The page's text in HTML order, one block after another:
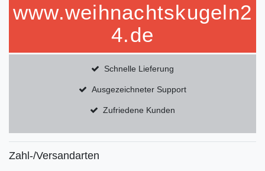
www.weihnachtskugeln2
4.de
Schnelle Lieferung
Ausgezeichneter Support
Zufriedene Kunden
Zahl-/Versandarten